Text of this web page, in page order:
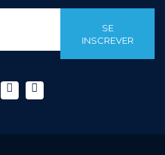
SE
INSCREVER